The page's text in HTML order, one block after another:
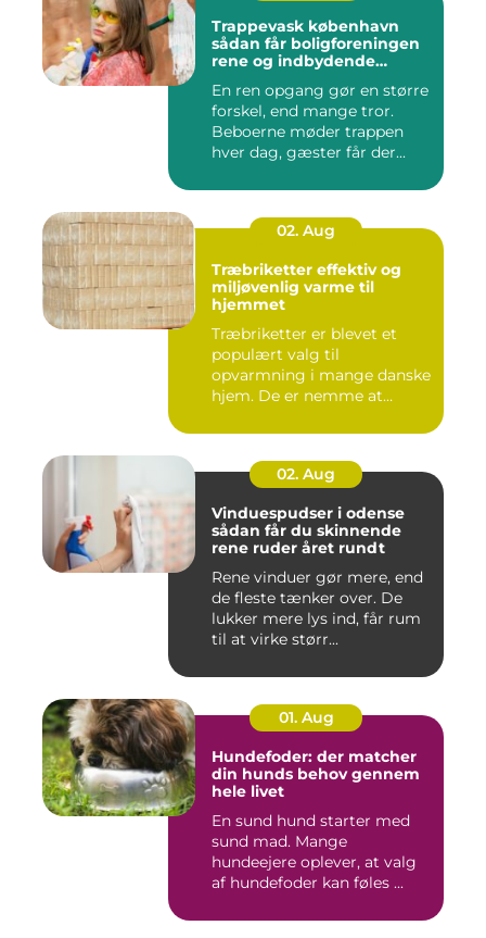
Trappevask københavn
sådan får boligforeningen
rene og indbydende
En ren opgang gør en større
forskel, end mange tror.
Beboerne møder trappen
hver dag, gæster får der...
02. Aug
Træbriketter effektiv og
miljøvenlig varme til
hjemmet
Træbriketter er blevet et
populært valg til
opvarmning i mange danske
hjem. De er nemme at
02. Aug
Vinduespudser i odense
sådan får du skinnende
rene ruder året rundt
Rene vinduer gør mere, end
de fleste tænker over. De
lukker mere lys ind, får rum
til at virke størr...
01. Aug
Hundefoder: der matcher
din hunds behov gennem
hele livet
En sund hund starter med
sund mad. Mange
hundeejere oplever, at valg
af hundefoder kan føles ...